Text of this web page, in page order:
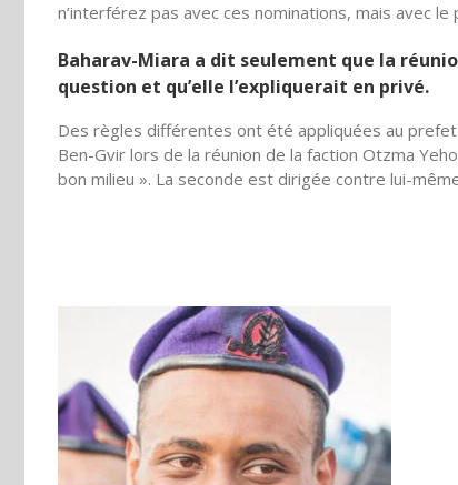
n’interférez pas avec ces nominations, mais avec
Baharav-Miara a dit seulement que la
question et qu’elle l’expliquerait en privé.
Des règles différentes ont été appliquées au
Ben-Gvir lors de la réunion de la faction Otzma
bon milieu ». La seconde est dirigée contre lui-